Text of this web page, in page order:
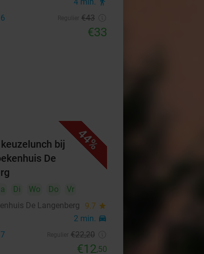
€43
€33
44%
bij
De
Di Wo Do
Vr
De Langenberg
9.7 star
2 min. directions_car
€22,20
€12,50